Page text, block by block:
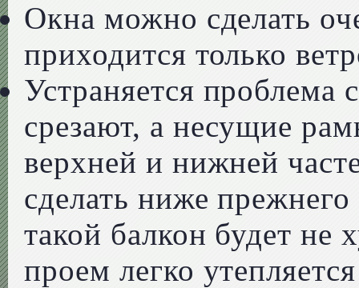
Окна можно сделать
приходится только
Устраняется проблема
срезают, а несущие
верхней и нижней
сделать ниже
такой балкон будет
проем легко